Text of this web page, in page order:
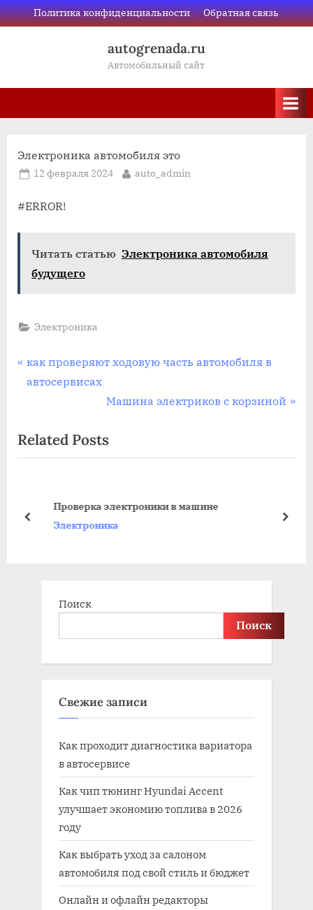
Skip
to
Политика конфиденциальности Обратная связь
autogrenada.ru
Автомобильный сайт
Электроника автомобиля это
Posted
12 февраля 2024 By
auto_admin
#ERROR!
Читать статью Электроника автомобиля
будущего
Электроника
Навигация
P
r
i
o
P
как проверяют ходовую часть автомобиля в
автосервисах
N
x
t
Машина электриков с корзиной
Related Posts
Проверка электроники в машине
Электроника
prev next
Поиск
Поиск
Свежие записи
Как проходит диагностика вариатора
в автосервисе
Как чип тюнинг Hyundai Accent
улучшает экономию топлива в 2026
году
Как выбрать уход за салоном
автомобиля под свой стиль и бюджет
Онлайн и офлайн редакторы